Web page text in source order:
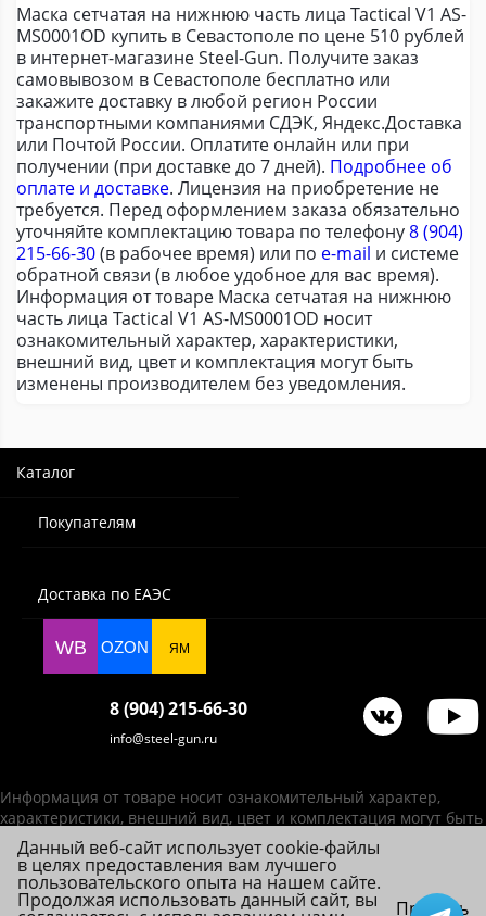
Маска сетчатая на нижнюю часть лица Tactical V1 AS-
MS0001OD купить в Севастополе по цене 510 рублей
в интернет-магазине Steel-Gun. Получите заказ
самовывозом в Севастополе бесплатно или
закажите доставку в любой регион России
транспортными компаниями СДЭК, Яндекс.Доставка
или Почтой России. Оплатите онлайн или при
получении (при доставке до 7 дней). Подробнее об
оплате и доставке. Лицензия на приобретение не
требуется. Перед оформлением заказа обязательно
уточняйте комплектацию товара по телефону8 (904)
215-66-30(в рабочее время) или по e-mail и системе
обратной связи (в любое удобное для вас время).
Информация от товаре Маска сетчатая на нижнюю
часть лица Tactical V1 AS-MS0001OD носит
ознакомительный характер, характеристики,
внешний вид, цвет и комплектация могут быть
изменены производителем без уведомления.
Каталог
Покупателям
Доставка по ЕАЭС
WB OZON ЯМ
8 (904) 215-66-30
info@steel-gun.ru
Информация от товаре носит ознакомительный характер,
характеристики, внешний вид, цвет и комплектация могут быть
изменены производителем без уведомления.
ИП Фролова А. В., ОГРНИП 314784720200492
© 2026 Steel-Gun (Стил Ган) - оптовый интернет-магазин ножей, пневматики,
Данный веб-сайт использует cookie-файлы
в целях предоставления вам лучшего
пользовательского опыта на нашем сайте.
Продолжая использовать данный сайт, вы Принять